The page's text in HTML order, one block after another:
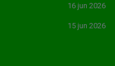
16 jun 2026
15 jun 2026